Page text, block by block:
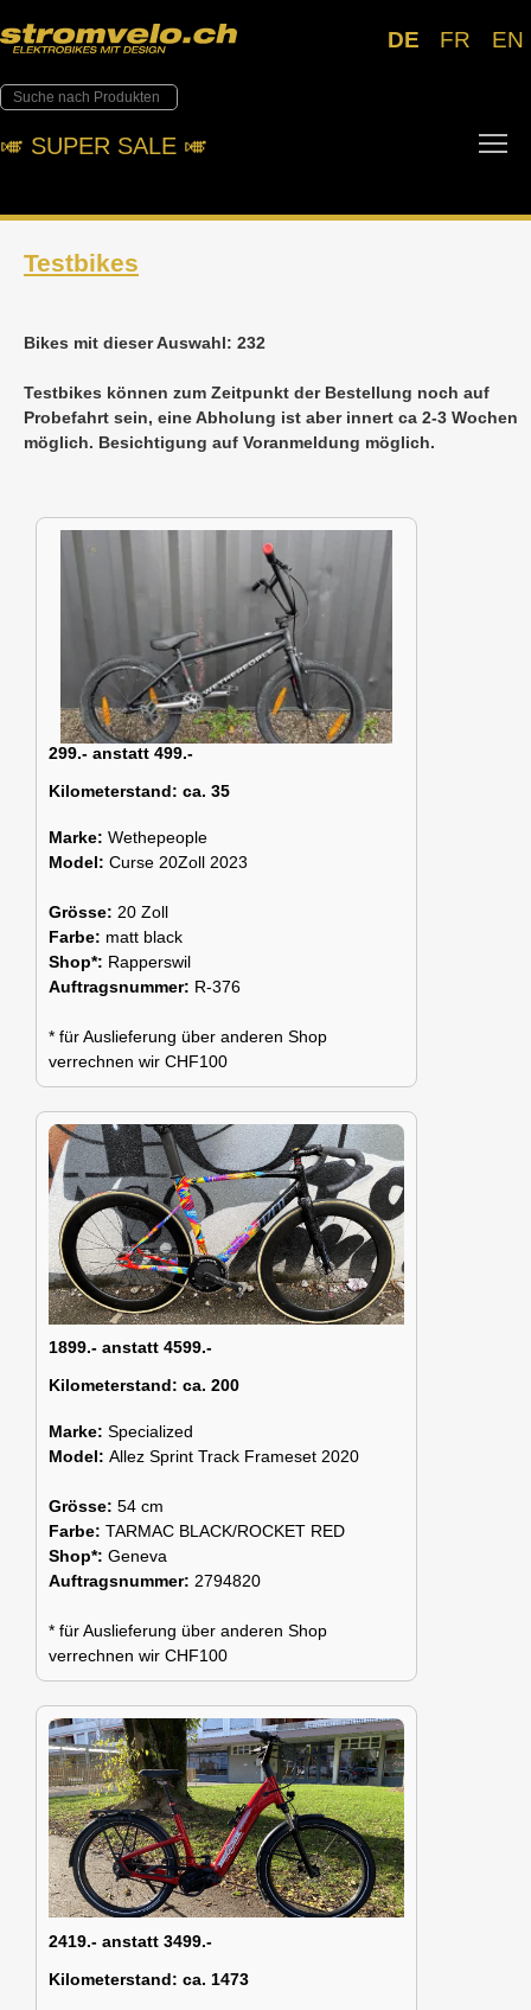
DE FR EN
🎺︎ SUPER SALE 🎺︎
Testbikes
Bikes mit dieser Auswahl: 232
Testbikes können zum Zeitpunkt der Bestellung noch auf
Probefahrt sein, eine Abholung ist aber innert ca 2-3 Wochen
möglich. Besichtigung auf Voranmeldung möglich.
299.- anstatt 499.-
Kilometerstand: ca. 35
Marke: Wethepeople
Model: Curse 20Zoll 2023
Grösse: 20 Zoll
Farbe: matt black
Shop*: Rapperswil
Auftragsnummer: R-376
* für Auslieferung über anderen Shop
verrechnen wir CHF100
1899.- anstatt 4599.-
Kilometerstand: ca. 200
Marke: Specialized
Model: Allez Sprint Track Frameset 2020
Grösse: 54 cm
Farbe: TARMAC BLACK/ROCKET RED
Shop*: Geneva
Auftragsnummer: 2794820
* für Auslieferung über anderen Shop
verrechnen wir CHF100
2419.- anstatt 3499.-
Kilometerstand: ca. 1473